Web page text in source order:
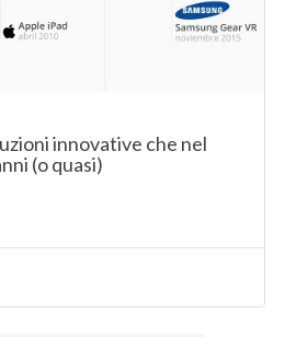
innovative che nel
(o quasi)